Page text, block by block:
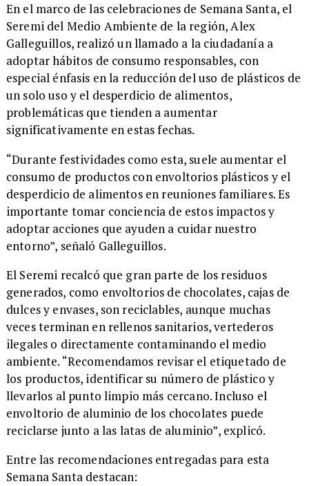
En el marco de las celebraciones de Semana Santa, el
Seremi del Medio Ambiente de la región, Alex
Galleguillos, realizó un llamado a la ciudadanía a
adoptar hábitos de consumo responsables, con
especial énfasis en la reducción del uso de plásticos de
un solo uso y el desperdicio de alimentos,
problemáticas que tienden a aumentar
significativamente en estas fechas.
“Durante festividades como esta, suele aumentar el
consumo de productos con envoltorios plásticos y el
desperdicio de alimentos en reuniones familiares. Es
importante tomar conciencia de estos impactos y
adoptar acciones que ayuden a cuidar nuestro
entorno”, señaló Galleguillos.
El Seremi recalcó que gran parte de los residuos
generados, como envoltorios de chocolates, cajas de
dulces y envases, son reciclables, aunque muchas
veces terminan en rellenos sanitarios, vertederos
ilegales o directamente contaminando el medio
ambiente. “Recomendamos revisar el etiquetado de
los productos, identificar su número de plástico y
llevarlos al punto limpio más cercano. Incluso el
envoltorio de aluminio de los chocolates puede
reciclarse junto a las latas de aluminio”, explicó.
Entre las recomendaciones entregadas para esta
Semana Santa destacan: